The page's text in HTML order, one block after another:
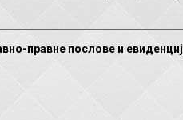
правне послове и